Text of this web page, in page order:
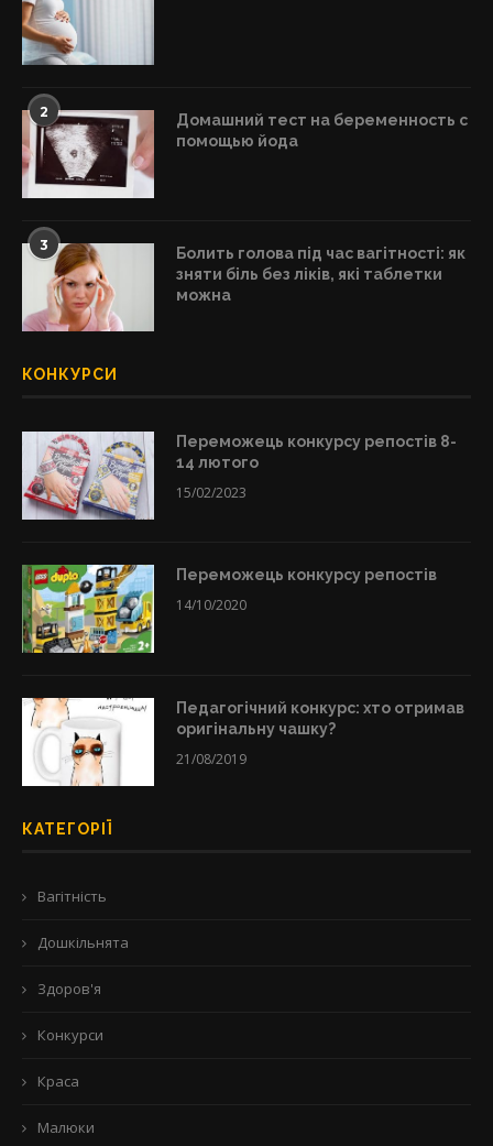
2
Домашний тест на беременность с
помощью йода
3
Болить голова під час вагітності: як
зняти біль без ліків, які таблетки
можна
КОНКУРСИ
Переможець конкурсу репостів 8-
14 лютого
15/02/2023
Переможець конкурсу репостів
14/10/2020
Педагогічний конкурс: хто отримав
оригінальну чашку?
21/08/2019
КАТЕГОРІЇ
Вагітність
Дошкільнята
Здоров'я
Конкурси
Краса
Малюки